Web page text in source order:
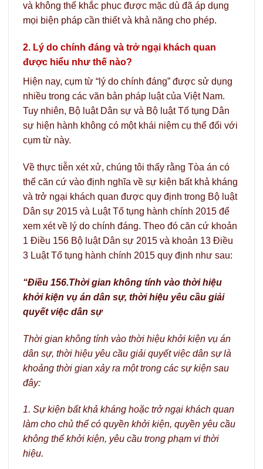
và không thể khắc phục được mặc dù đã áp dụng
mọi biện pháp cần thiết và khả năng cho phép.
2. Lý do chính đáng và trở ngại khách quan
được hiểu như thế nào?
Hiện nay, cụm từ “lý do chính đáng” được sử dụng
nhiều trong các văn bản pháp luật của Việt Nam.
Tuy nhiên, Bộ luật Dân sự và Bộ luật Tố tụng Dân
sự hiện hành không có một khái niệm cụ thể đối với
cụm từ này.
Về thực tiễn xét xử, chúng tôi thấy rằng Tòa án có
thể căn cứ vào định nghĩa về sự kiện bất khả kháng
và trở ngại khách quan được quy định trong Bộ luật
Dân sự 2015 và Luật Tố tụng hành chính 2015 để
xem xét về lý do chính đáng. Theo đó căn cứ khoản
1 Điều 156 Bộ luật Dân sự 2015 và khoản 13 Điều
3 Luật Tố tụng hành chính 2015 quy định như sau:
“Điều 156.Thời gian không tính vào thời hiệu
khởi kiện vụ án dân sự, thời hiệu yêu cầu giải
quyết việc dân sự
Thời gian không tính vào thời hiệu khởi kiện vụ án
dân sự, thời hiệu yêu cầu giải quyết việc dân sự là
khoảng thời gian xảy ra một trong các sự kiện sau
đây:
1. Sự kiện bất khả kháng hoặc trở ngại khách quan
làm cho chủ thể có quyền khởi kiện, quyền yêu cầu
không thể khởi kiện, yêu cầu trong phạm vi thời
hiệu.